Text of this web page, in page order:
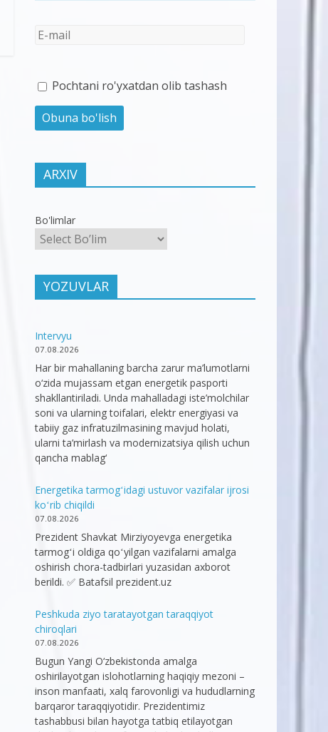
Pochtani ro'yxatdan olib tashash
ARXIV
Bo'limlar
YOZUVLAR
Intervyu
07.08.2026
Har bir mahallaning barcha zarur ma’lumotlarni
o‘zida mujassam etgan energetik pasporti
shakllantiriladi. Unda mahalladagi iste’molchilar
soni va ularning toifalari, elektr energiyasi va
tabiiy gaz infratuzilmasining mavjud holati,
ularni ta’mirlash va modernizatsiya qilish uchun
qancha mablag‘
Energetika tarmogʻidagi ustuvor vazifalar ijrosi
koʻrib chiqildi
07.08.2026
Prezident Shavkat Mirziyoyevga energetika
tarmogʻi oldiga qoʻyilgan vazifalarni amalga
oshirish chora-tadbirlari yuzasidan axborot
berildi. ✅ Batafsil prezident.uz
Peshkuda ziyo taratayotgan taraqqiyot
chiroqlari
07.08.2026
Bugun Yangi O‘zbekistonda amalga
oshirilayotgan islohotlarning haqiqiy mezoni –
inson manfaati, xalq farovonligi va hududlarning
barqaror taraqqiyotidir. Prezidentimiz
tashabbusi bilan hayotga tatbiq etilayotgan